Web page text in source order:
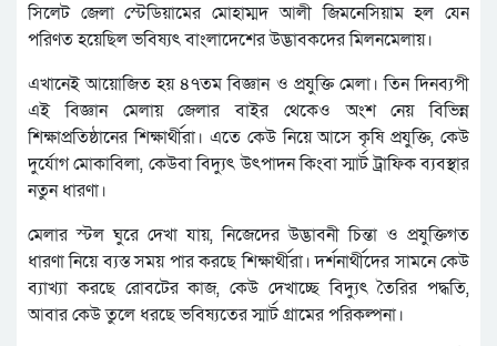
সিলেট জেলা স্টেডিয়ামের মোহাম্মদ আলী জিমনেসিয়াম হল যেন
পরিণত হয়েছিল ভবিষ্যৎ বাংলাদেশের উদ্ভাবকদের মিলনমেলায়।
এখানেই আয়োজিত হয় ৪৭তম বিজ্ঞান ও প্রযুক্তি মেলা। তিন দিনব্যপী
এই বিজ্ঞান মেলায় জেলার বাইর থেকেও অংশ নেয় বিভিন্ন
শিক্ষাপ্রতিষ্ঠানের শিক্ষার্থীরা। এতে কেউ নিয়ে আসে কৃষি প্রযুক্তি, কেউ
দুর্যোগ মোকাবিলা, কেউবা বিদ্যুৎ উৎপাদন কিংবা স্মার্ট ট্রাফিক ব্যবস্থার
নতুন ধারণা।
মেলার স্টল ঘুরে দেখা যায়, নিজেদের উদ্ভাবনী চিন্তা ও প্রযুক্তিগত
ধারণা নিয়ে ব্যস্ত সময় পার করছে শিক্ষার্থীরা। দর্শনার্থীদের সামনে কেউ
ব্যাখ্যা করছে রোবটের কাজ, কেউ দেখাচ্ছে বিদ্যুৎ তৈরির পদ্ধতি,
আবার কেউ তুলে ধরছে ভবিষ্যতের স্মার্ট গ্রামের পরিকল্পনা।